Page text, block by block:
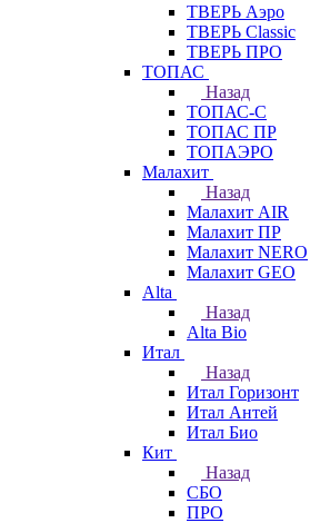
ТВЕРЬ Аэро
ТВЕРЬ Classic
ТВЕРЬ ПРО
ТОПАС
Назад
ТОПАС-С
ТОПАС ПР
ТОПАЭРО
Малахит
Назад
Малахит AIR
Малахит ПР
Малахит NERO
Малахит GEO
Alta
Назад
Alta Bio
Итал
Назад
Итал Горизонт
Итал Антей
Итал Био
Кит
Назад
СБО
ПРО